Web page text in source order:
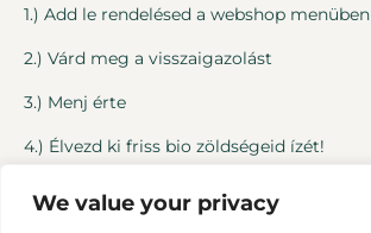
We value your privacy
1.) Add le rendelésed a webshop menüben
2.) Várd meg a visszaigazolást
3.) Menj érte
4.) Élvezd ki friss bio zöldségeid ízét!
Jogi dolgok